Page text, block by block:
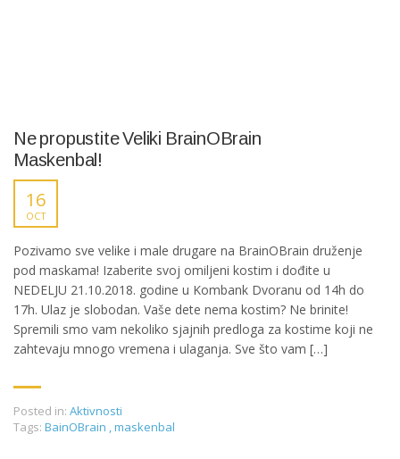
Ne propustite Veliki BrainOBrain
Maskenbal!
16
OCT
Pozivamo sve velike i male drugare na BrainOBrain druženje
pod maskama! Izaberite svoj omiljeni kostim i dođite u
NEDELJU 21.10.2018. godine u Kombank Dvoranu od 14h do
17h. Ulaz je slobodan. Vaše dete nema kostim? Ne brinite!
Spremili smo vam nekoliko sjajnih predloga za kostime koji ne
zahtevaju mnogo vremena i ulaganja. Sve što vam […]
Posted in: Aktivnosti
Tags: BainOBrain ,maskenbal